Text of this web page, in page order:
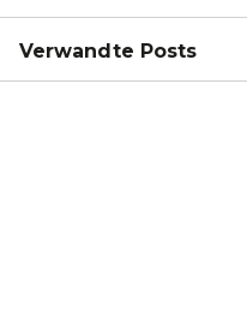
Verwandte Posts